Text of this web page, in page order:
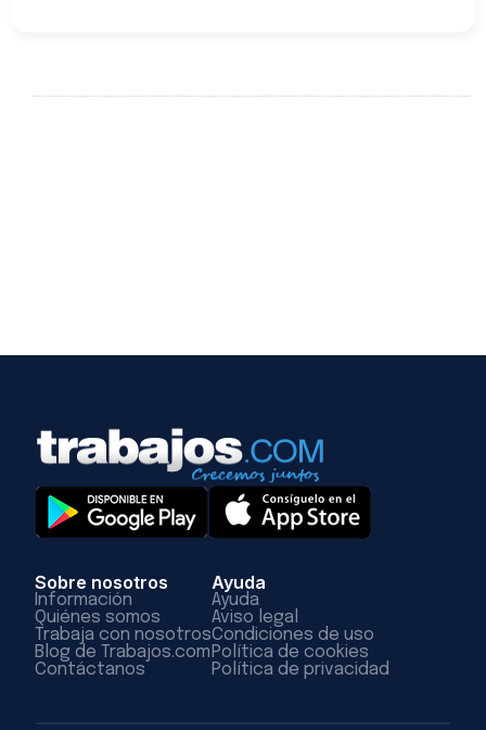
Sobre nosotros
Información
Quiénes somos
Trabaja con nosotros
Blog de Trabajos.com
Contáctanos
Ayuda
Ayuda
Aviso legal
Condiciones de uso
Política de cookies
Política de privacidad